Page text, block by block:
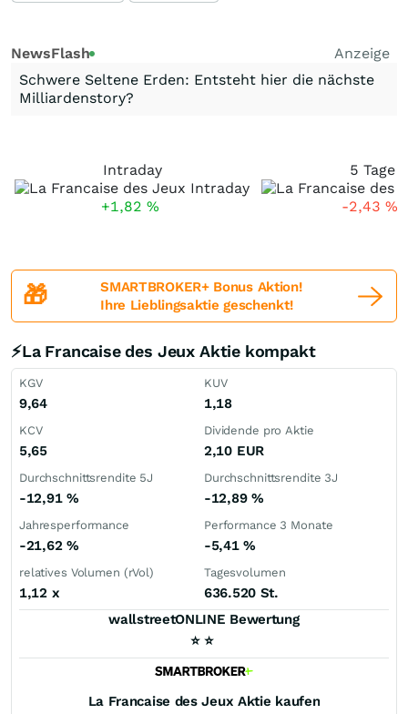
NewsFlash
Anzeige
Schwere Seltene Erden: Entsteht hier die nächste
Milliardenstory?
Intraday
+1,82 %
5 Tage
-2,43 %
🎁
SMARTBROKER+ Bonus Aktion!
Ihre Lieblingsaktie geschenkt!
⚡La Francaise des Jeux Aktie kompakt
KGV
9,64
KUV
1,18
KCV
5,65
Dividende pro Aktie
2,10 EUR
Durchschnittsrendite 5J
-12,91 %
Durchschnittsrendite 3J
-12,89 %
Jahresperformance
-21,62 %
Performance 3 Monate
-5,41%
relatives Volumen (rVol)
1,12 x
Tagesvolumen
636.520 St.
wallstreetONLINE Bewertung
⭐ ⭐
La Francaise des Jeux Aktie kaufen